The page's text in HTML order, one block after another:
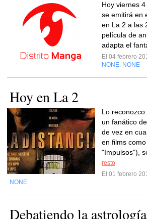
Hoy viernes
se emitirá en
en La 2 a las
película de
adapta el
El 04 febrero
NONE NONE
Hoy en La 2
Lo
un fanático
de vez en
en films
"Impulsos"),
resto
El 01 febrero
NONE
Debatiendo la